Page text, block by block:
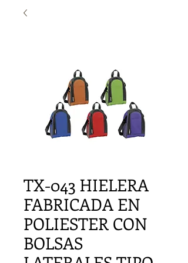
TX-043 HIELERA
FABRICADA EN
POLIESTER CON
BOLSAS